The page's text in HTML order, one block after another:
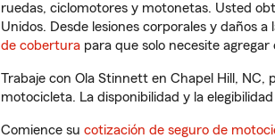
ruedas, ciclomotores y motonetas. Usted
Unidos. Desde lesiones corporales y daños
de cobertura para que solo necesite
Trabaje con Ola Stinnett en Chapel Hill,
motocicleta. La disponibilidad y la
Comience su cotización de seguro de